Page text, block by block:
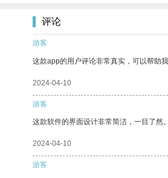
评论
游客
这款app的用户评论非常真实，可以帮助
2024-04-10
游客
这款软件的界面设计非常简洁，一目了然。
2024-04-10
游客